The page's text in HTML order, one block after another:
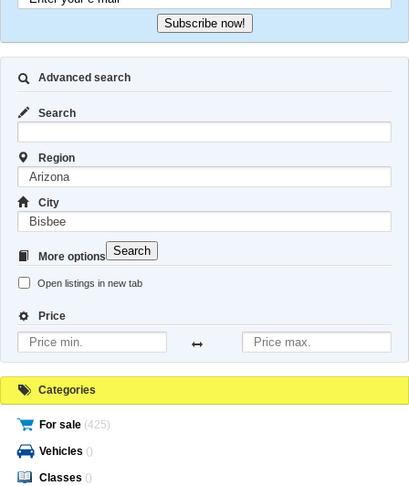
Subscribe now!
Advanced search
Search
Region
City
More options
Open listings in new tab
Price
Search
Categories
For sale (425)
Vehicles ()
Classes ()